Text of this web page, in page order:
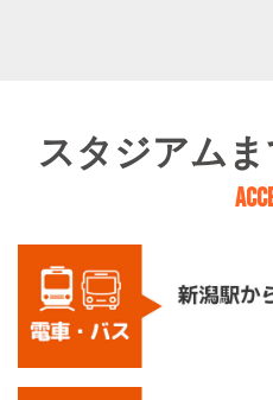
スタジアム